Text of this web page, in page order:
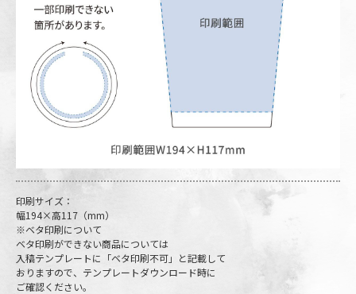
印刷サイズ：
幅194×高117（mm）
※ベタ印刷について
ベタ印刷ができない商品については
入稿テンプレートに「ベタ印刷不可」と記載して
おりますので、テンプレートダウンロード時に
ご確認ください。